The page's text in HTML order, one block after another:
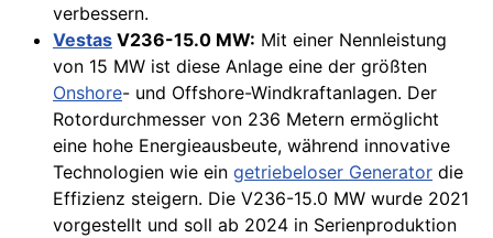
verbessern.
Vestas V236-15.0 MW: Mit einer Nennleistung
von 15 MW ist diese Anlage eine der größten
Onshore- und Offshore-Windkraftanlagen. Der
Rotordurchmesser von 236 Metern ermöglicht
eine hohe Energieausbeute, während innovative
Technologien wie ein getriebeloser Generator die
Effizienz steigern. Die V236-15.0 MW wurde 2021
vorgestellt und soll ab 2024 in Serienproduktion